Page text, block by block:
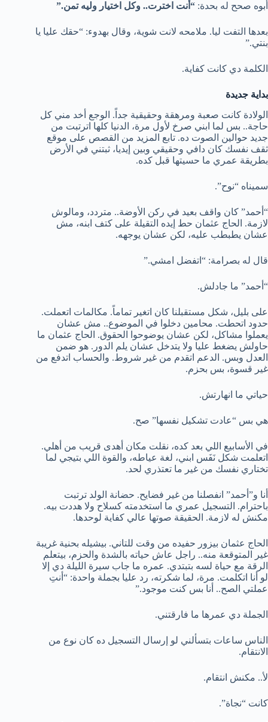
أبوه صحح له بحدة: “أنت اخترت.. وكل اختيار وليه تمن.”
بعدها التفت ليا. ملامحه لانت شوية، وقال بهدوء: “حقك عليا يا
بنتي.”
الكلمة دي كانت كفاية.
بداية جديدة
الولادة كانت صعبة ومرهقة وحقيقية جداً. الوجع أخد مني كل
حاجة.. بس لما ابني صرخ لأول مرة، الدنيا كلها اترتبت من
جديد حوالين الصوت ده. تابع المزيد من القصص على موقع
ثقف نفسك كان دافي وحقيقي وبين إيديا، ثبتني في الأرض
بطريقة عمري ما حسيتها قبل كده.
سميناه “نوح”.
“أحمد” كان واقف بعيد في ركن الأوضة.. متردد، ومالوش
لازمة. الحاج عثمان حط إيده التقيلة على كتف ابنه، مش
عشان يطبطب عليه، لكن عشان يوجهه.
قال له بصرامة: “اتفضل امشي.”
“أحمد” ما جادلش.
على بليل، شكل مستقبلنا كان اتغير تماماً. مكالمات اتعملت.
حدود اتحطت. محامين دخلوا في الموضوع.. مش عشان
يعملوا مشاكل، لكن عشان يوضوحوا الحقوق. الحاج عثمان ما
حاولش يضغط عليا ولا يتدخل عشان يلم الدور. هو ضمن
العدل وبس. الدعم اتقدم من غير شروط. والحساب اتدفع من
غير قسوة، بس بحزم.
حياتي ما انهارتش.
هي بس “عادت تشكيل نفسها” صح.
في الأسابيع اللي بعد كده، نقلت مكان أهدى قريب من أهلي.
اتعلمت شكل نَفَس ابني، لغة عياطه، والقوة اللي بتيجي لما
تختاري نفسك من غير ما تعتذري لحد.
أنا و”أحمد” انفصلنا من غير فضايح. حضانة الولد ترتبت
باحترام. التسجيل عمري ما استخدمته كسلاح ولا هددت بيه.
مكنش له لازمة. الحقيقة صوتها عالي كفاية لوحدها.
الحاج عثمان بيزور حفيده من وقت للتاني. بيشيله بحنية غريبة
غير المتوقعة منه.. راجل عاش حياته بالشدة والحزم، بيتعلم
الرقة مع حياة لسه بتبتدي. عمره ما جاب سيرة الليلة دي إلا
لو أنا اتكلمت. مرة، لما شكرته، رد عليا بجملة واحدة: “أنتِ
عملتي الصح.. أنا بس كنت موجود.”
الجملة دي عمرها ما فارقتني.
الناس ساعات بتسألني لو إرسال التسجيل ده كان نوع من
الانتقام.
لأ.. مكنش انتقام.
كانت “نجاة”.